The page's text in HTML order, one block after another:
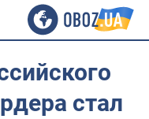
стал